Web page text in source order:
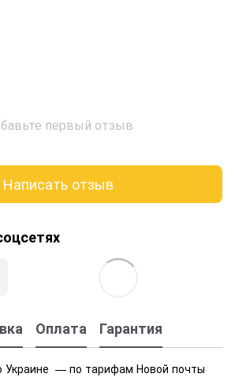
первый отзыв
Написать отзыв
Оплата Гарантия
Украине — по тарифам Новой почты